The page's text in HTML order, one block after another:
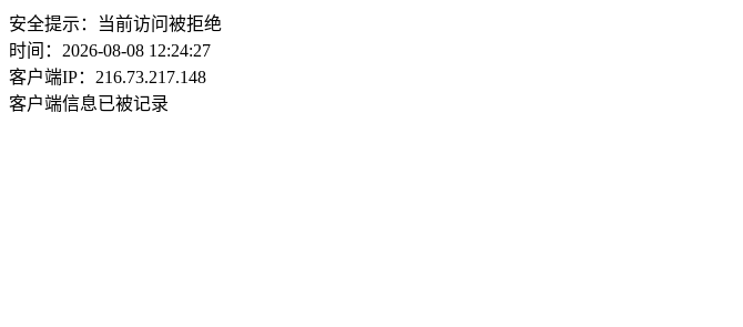
安全提示：当前访问被拒绝
时间：2026-08-08 12:24:27
客户端IP：216.73.217.148
客户端信息已被记录